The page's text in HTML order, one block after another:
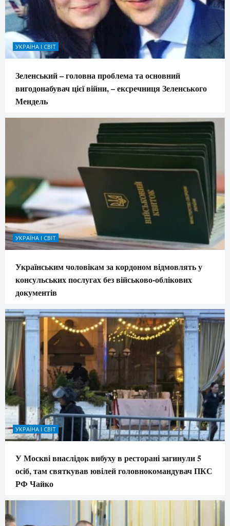
УКРАЇНА І СВІТ
Зеленський – головна проблема та основний
вигодонабувач цієї війни, – ексречниця Зеленського
Мендель
УКРАЇНА І СВІТ
Українським чоловікам за кордоном відмовлять у
консульських послугах без військово-облікових
документів
УКРАЇНА І СВІТ
У Москві внаслідок вибуху в ресторані загинули 5
осіб, там святкував ювілей головнокомандувач ПКС
РФ Чайко